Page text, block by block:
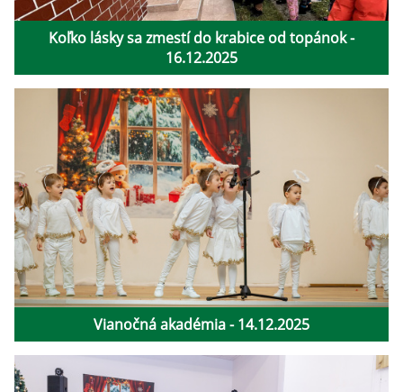
Koľko lásky sa zmestí do krabice od topánok -
16.12.2025
Vianočná akadémia - 14.12.2025